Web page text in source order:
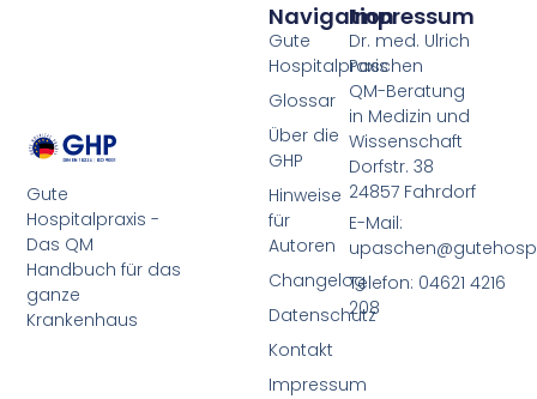
Gute
Hospitalpraxis -
Das QM
Handbuch für das
ganze
Krankenhaus
Navigation
Gute
Hospitalpraxis
Glossar
Über die
GHP
Hinweise
für
Autoren
Changelog
Datenschutz
Kontakt
Impressum
Impressum
Dr. med. Ulrich
Paschen
QM-Beratung
in Medizin und
Wissenschaft
Dorfstr. 38
24857 Fahrdorf
E-Mail:
Telefon: 04621 4216
208